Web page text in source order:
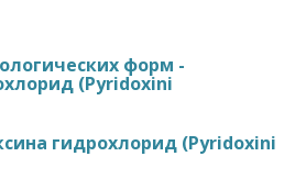
форм -
(Pyridoxini
гидрохлорид (Pyridoxini